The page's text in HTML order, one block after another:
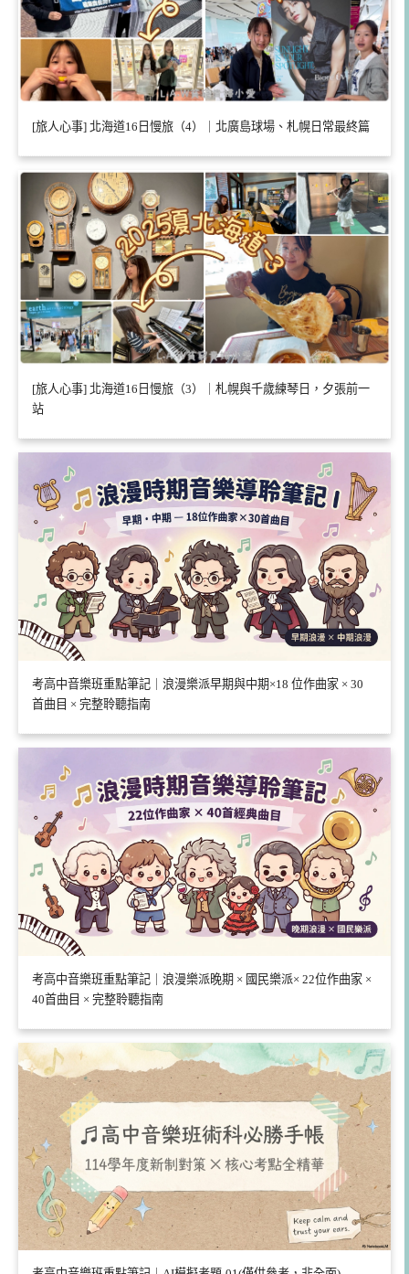
[旅人心事] 北海道16日慢旅（4）｜北廣島球場、札幌日常最終篇
[旅人心事] 北海道16日慢旅（3）｜札幌與千歲練琴日，夕張前一
站
考高中音樂班重點筆記｜浪漫樂派早期與中期×18 位作曲家 × 30
首曲目 × 完整聆聽指南
考高中音樂班重點筆記｜浪漫樂派晚期 × 國民樂派× 22位作曲家 ×
40首曲目 × 完整聆聽指南